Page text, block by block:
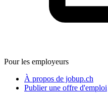
Pour les employeurs
À propos de jobup.ch
Publier une offre d'emploi